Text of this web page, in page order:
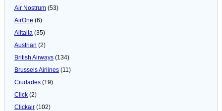
Air Nostrum (53)
AirOne (6)
Alitalia (35)
Austrian (2)
British Airways (134)
Brussels Airlines (11)
Ciudades (19)
Click (2)
Clickair (102)